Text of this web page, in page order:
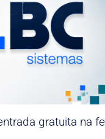
gratuita na